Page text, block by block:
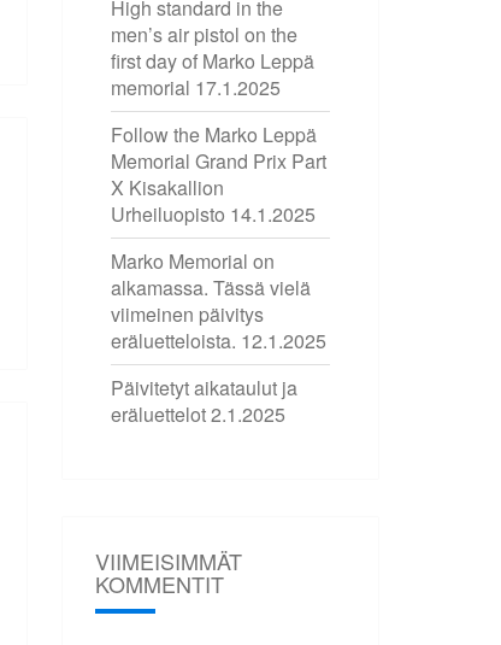
High standard in the
men’s air pistol on the
first day of Marko Leppä
memorial 17.1.2025
Follow the Marko Leppä
Memorial Grand Prix Part
X Kisakallion
Urheiluopisto 14.1.2025
Marko Memorial on
alkamassa. Tässä vielä
viimeinen päivitys
eräluetteloista. 12.1.2025
Päivitetyt aikataulut ja
eräluettelot2.1.2025
VIIMEISIMMÄT
KOMMENTIT